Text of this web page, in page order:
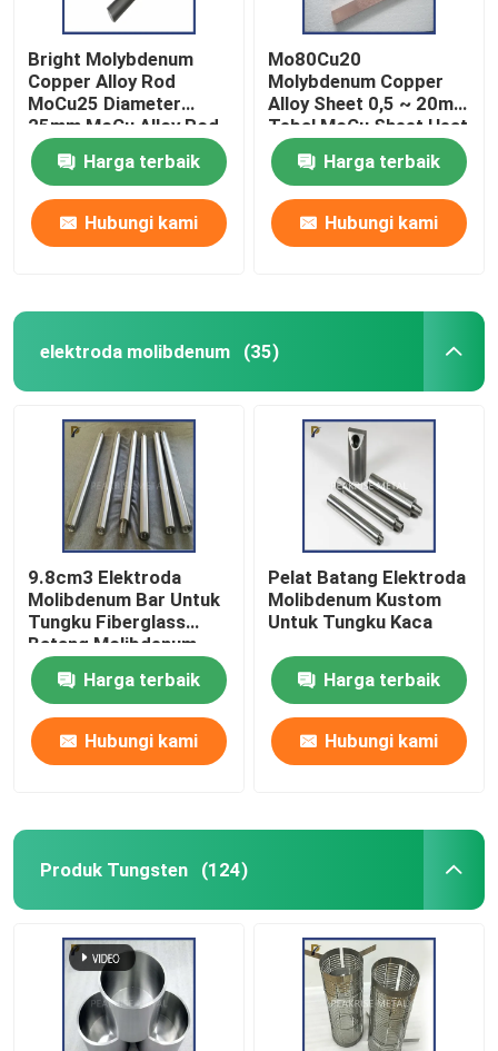
Bright Molybdenum
Copper Alloy Rod
MoCu25 Diameter
25mm MoCu Alloy Rod
Heat Sink Material
Harga terbaik
Hubungi kami
Mo80Cu20
Molybdenum Copper
Alloy Sheet 0,5 ~ 20mm
Tebal MoCu Sheet Heat
Sink Material
Harga terbaik
Hubungi kami
elektroda molibdenum (35)
9.8cm3 Elektroda
Molibdenum Bar Untuk
Tungku Fiberglass
Batang Molibdenum
Elektroda Molibdenum
Untuk Tungku
Peleburan Listrik
Harga terbaik
Hubungi kami
Pelat Batang Elektroda
Molibdenum Kustom
Untuk Tungku Kaca
Harga terbaik
Hubungi kami
Produk Tungsten (124)